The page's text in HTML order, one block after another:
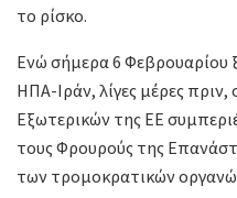
το ρίσκο.
Ενώ σήμερα 6 Φεβρουαρίου
ΗΠΑ-Ιράν, λίγες μέρες πριν,
Εξωτερικών της ΕΕ
τους Φρουρούς της
των τρομοκρατικών